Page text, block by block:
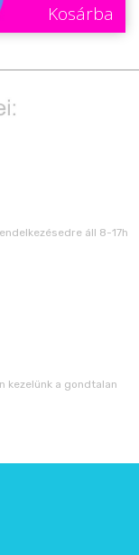
Kosárba
áll 8-17h
kezelünk a gondtalan